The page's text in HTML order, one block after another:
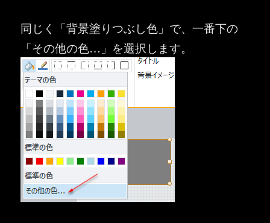
同じく「背景塗りつぶし色」で、一番下の
「その他の色…」を選択します。